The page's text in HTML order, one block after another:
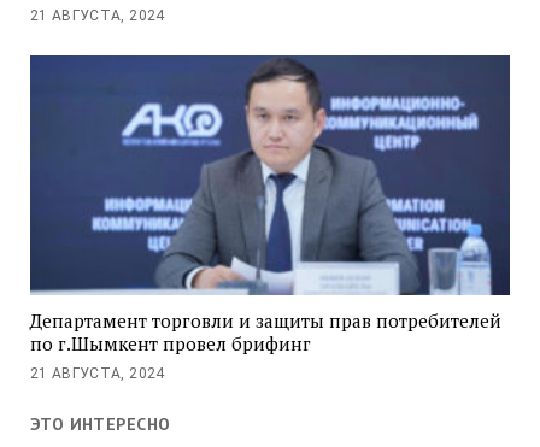
21 АВГУСТА, 2024
Департамент торговли и защиты прав потребителей
по г.Шымкент провел брифинг
21 АВГУСТА, 2024
ЭТО ИНТЕРЕСНО